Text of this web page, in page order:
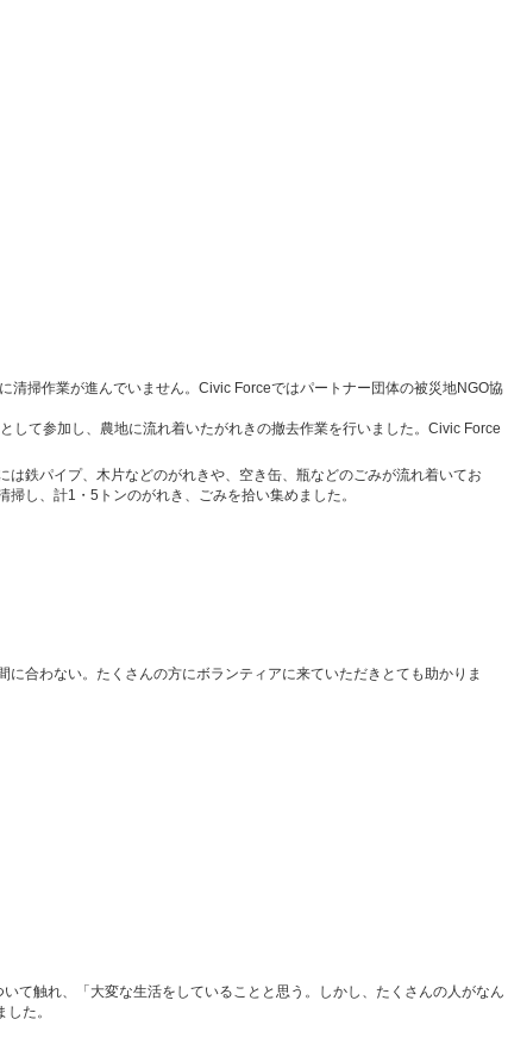
掃作業が進んでいません。Civic Forceではパートナー団体の被災地NGO協
て参加し、農地に流れ着いたがれきの撤去作業を行いました。Civic Force
鉄パイプ、木片などのがれきや、空き缶、瓶などのごみが流れ着いてお
し、計1・5トンのがれき、ごみを拾い集めました。
合わない。たくさんの方にボランティアに来ていただきとても助かりま
て触れ、「大変な生活をしていることと思う。しかし、たくさんの人がなん
た。